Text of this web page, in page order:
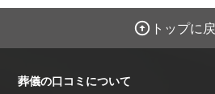
トップに
葬儀の口コミについて